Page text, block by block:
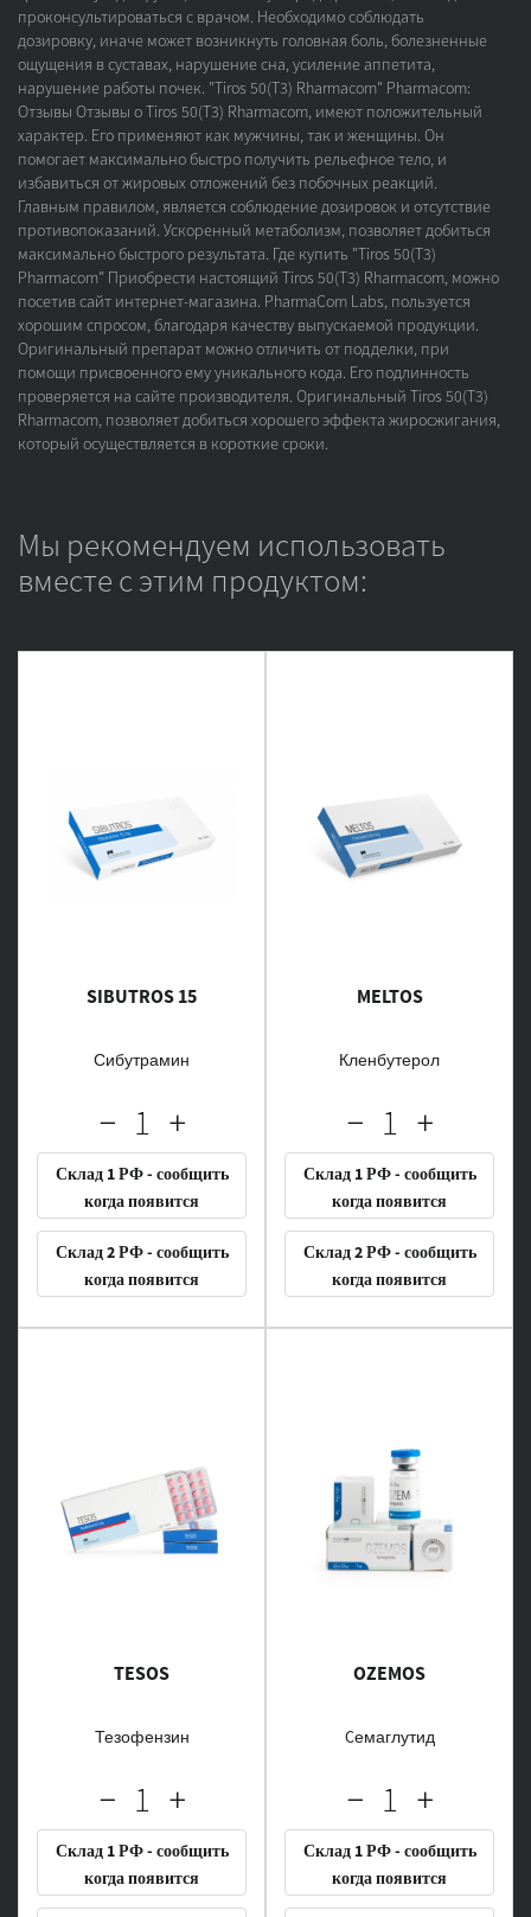
проконсультироваться с врачом. Необходимо соблюдать
дозировку, иначе может возникнуть головная боль, болезненные
ощущения в суставах, нарушение сна, усиление аппетита,
нарушение работы почек. "Tiros 50(Т3) Rharmacom" Pharmacom:
Отзывы Отзывы о Tiros 50(Т3) Rharmacom, имеют положительный
характер. Его применяют как мужчины, так и женщины. Он
помогает максимально быстро получить рельефное тело, и
избавиться от жировых отложений без побочных реакций.
Главным правилом, является соблюдение дозировок и отсутствие
противопоказаний. Ускоренный метаболизм, позволяет добиться
максимально быстрого результата. Где купить "Tiros 50(Т3)
Pharmacom" Приобрести настоящий Tiros 50(Т3) Rharmacom, можно
посетив сайт интернет-магазина. PharmaCom Labs, пользуется
хорошим спросом, благодаря качеству выпускаемой продукции.
Оригинальный препарат можно отличить от подделки, при
помощи присвоенного ему уникального кода. Его подлинность
проверяется на сайте производителя. Оригинальный Tiros 50(Т3)
Rharmacom, позволяет добиться хорошего эффекта жиросжигания,
который осуществляется в короткие сроки.
Мы рекомендуем использовать
вместе с этим продуктом:
SIBUTROS 15
Сибутрамин
Склад 1 РФ - сообщить
когда появится
Склад 2 РФ - сообщить
когда появится
MELTOS
Кленбутерол
Склад 1 РФ - сообщить
когда появится
Склад 2 РФ - сообщить
когда появится
TESOS
Тезофензин
Склад 1 РФ - сообщить
когда появится
OZEMOS
Cемаглутид
Склад 1 РФ - сообщить
когда появится